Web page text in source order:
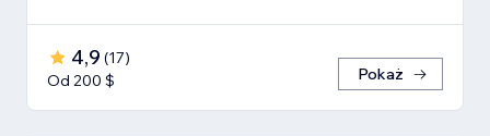
4,9 (17)
Od 200 $
Pokaż